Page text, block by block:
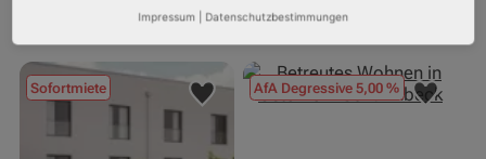
227.760,00 € - 244.860,00 €
Sofortmiete AfA Degressive 5,00 %
Impressum Datenschutzbestimmungen